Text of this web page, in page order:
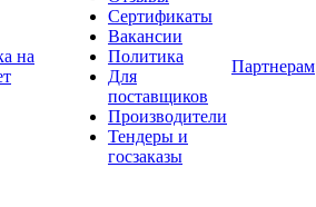
на
Сертификаты
Вакансии
Политика
Для
поставщиков
Производители
Тендеры и
госзаказы
Партнерам